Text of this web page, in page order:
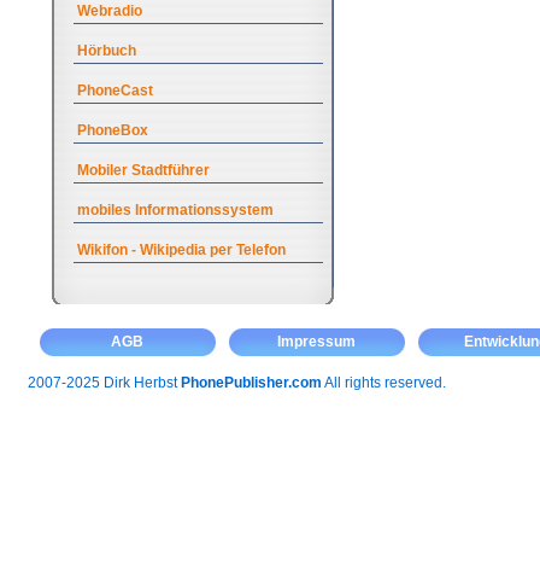
Webradio
Hörbuch
PhoneCast
PhoneBox
Mobiler Stadtführer
mobiles Informationssystem
Wikifon - Wikipedia per Telefon
AGB Impressum
2007-2025 Dirk Herbst PhonePublisher.com All rights reserved.